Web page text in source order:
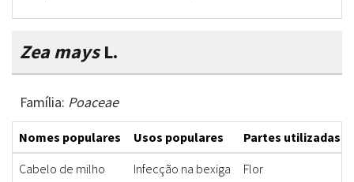
Zea maysL.
Família: Poaceae
Nomes populares Usos populares Partes utilizadas
Cabelo de milho
Infecção na bexiga Flor